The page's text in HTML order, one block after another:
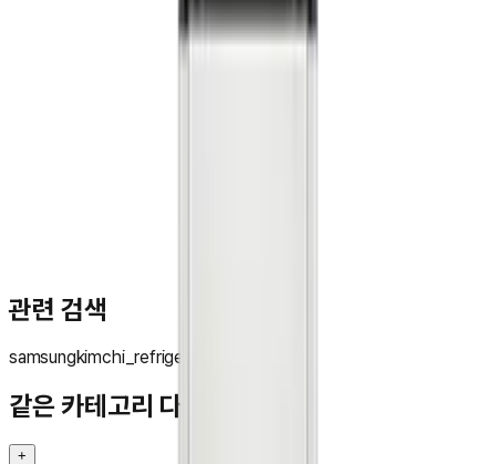
관련 검색
samsungkimchi_refrigerator
같은 카테고리 다른 기기
+